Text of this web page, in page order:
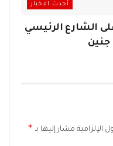
أحدث الاخبار
الشارع الرئيسي
الإلزامية مشار إليها بـ *